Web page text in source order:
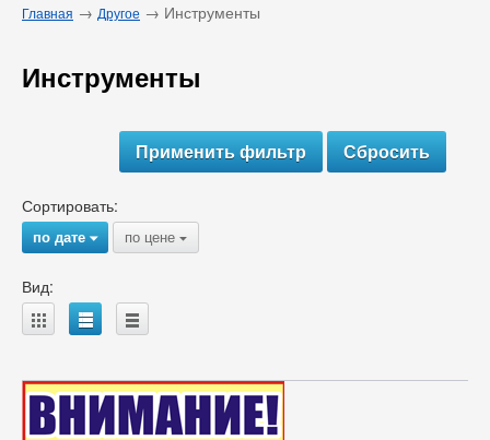
Главная → Другое → Инструменты
Инструменты
Сортировать:
по дате{ по цене {
Вид:
A B C